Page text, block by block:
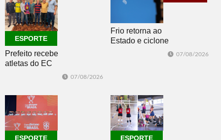
ESPORTE
Prefeito recebe
atletas do EC
Master 65+
07/08/2026
Frio retorna ao
Estado e ciclone
07/08/2026
ESPORTE ESPORTE